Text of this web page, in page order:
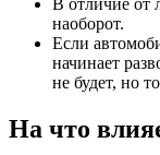
В отличие от
наоборот.
Если
начинает
не будет, но
На что